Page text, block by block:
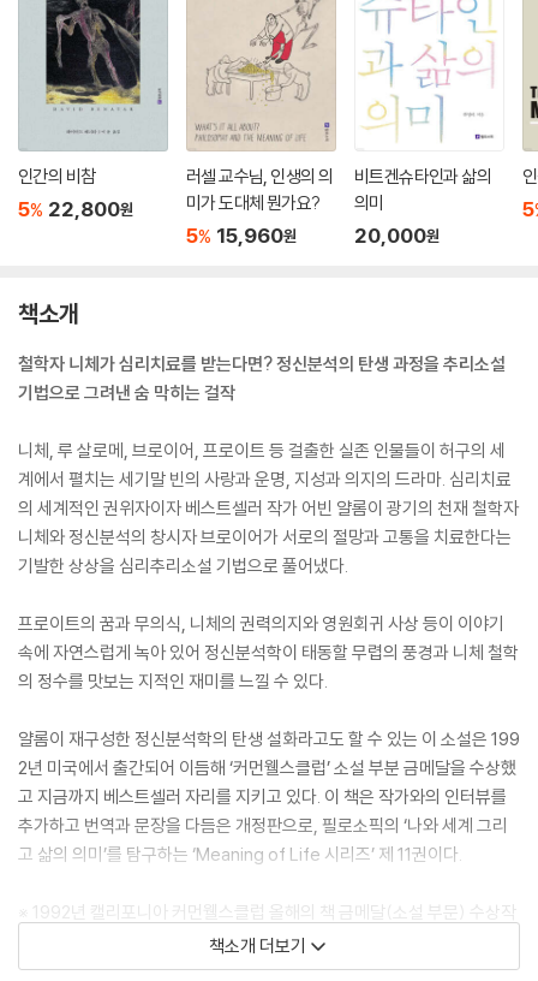
인간의 비참
5% 22,800원
러셀 교수님, 인생의 의
미가 도대체 뭔가요?
5% 15,960원
비트겐슈타인과 삶의
의미
20,000원
5
책소개
철학자 니체가 심리치료를 받는다면? 정신분석의 탄생 과정을 추리소설
기법으로 그려낸 숨 막히는 걸작
니체, 루 살로메, 브로이어, 프로이트 등 걸출한 실존 인물들이 허구의 세
계에서 펼치는 세기말 빈의 사랑과 운명, 지성과 의지의 드라마. 심리치료
의 세계적인 권위자이자 베스트셀러 작가 어빈 얄롬이 광기의 천재 철학자
니체와 정신분석의 창시자 브로이어가 서로의 절망과 고통을 치료한다는
기발한 상상을 심리추리소설 기법으로 풀어냈다.
프로이트의 꿈과 무의식, 니체의 권력의지와 영원회귀 사상 등이 이야기
속에 자연스럽게 녹아 있어 정신분석학이 태동할 무렵의 풍경과 니체 철학
의 정수를 맛보는 지적인 재미를 느낄 수 있다.
얄롬이 재구성한 정신분석학의 탄생 설화라고도 할 수 있는 이 소설은 199
2년 미국에서 출간되어 이듬해 ‘커먼웰스클럽’ 소설 부분 금메달을 수상했
고 지금까지 베스트셀러 자리를 지키고 있다. 이 책은 작가와의 인터뷰를
추가하고 번역과 문장을 다듬은 개정판으로, 필로소픽의 ‘나와 세계 그리
고 삶의 의미’를 탐구하는 ‘Meaning of Life 시리즈’ 제 11권이다.
※ 1992년 캘리포니아 커먼웰스클럽 올해의 책 금메달(소설 부문) 수상작
※ 2009년 오스트리아 빈 ‘원 시티, 원 북’ 프로그램 선정작
책소개 더보기